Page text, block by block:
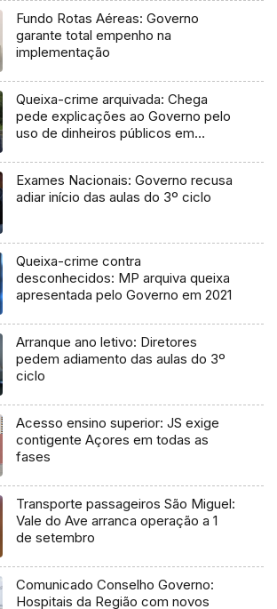
Fundo Rotas Aéreas: Governo
garante total empenho na
implementação
Queixa-crime arquivada: Chega
pede explicações ao Governo pelo
uso de dinheiros públicos em
Exames Nacionais: Governo recusa
adiar início das aulas do 3º ciclo
Queixa-crime contra
desconhecidos: MP arquiva queixa
apresentada pelo Governo em 2021
Arranque ano letivo: Diretores
pedem adiamento das aulas do 3º
ciclo
Acesso ensino superior: JS exige
contigente Açores em todas as
fases
Transporte passageiros São Miguel:
Vale do Ave arranca operação a 1
de setembro
Comunicado Conselho Governo:
Hospitais da Região com novos